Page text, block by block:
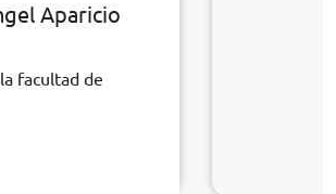
Aparicio
facultad de